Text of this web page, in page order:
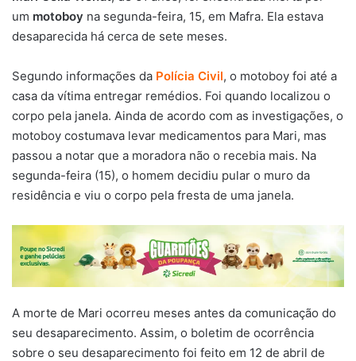
um motoboy na segunda-feira, 15, em Mafra. Ela estava
desaparecida há cerca de sete meses.
Segundo informações da Polícia Civil, o motoboy foi até a
casa da vítima entregar remédios. Foi quando localizou o
corpo pela janela. Ainda de acordo com as investigações, o
motoboy costumava levar medicamentos para Mari, mas
passou a notar que a moradora não o recebia mais. Na
segunda-feira (15), o homem decidiu pular o muro da
residência e viu o corpo pela fresta de uma janela.
A morte de Mari ocorreu meses antes da comunicação do
seu desaparecimento. Assim, o boletim de ocorrência
sobre o seu desaparecimento foi feito em 12 de abril de